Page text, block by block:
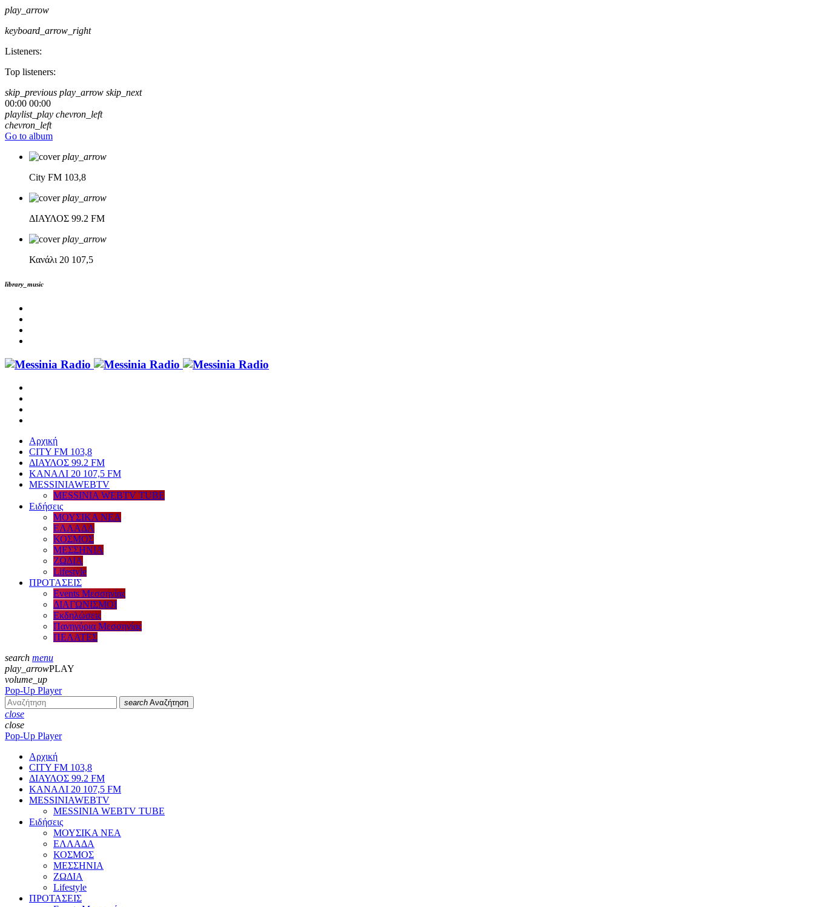
play_arrow
keyboard_arrow_right
Listeners:
Top listeners:
skip_previous play_arrow skip_next
00:00 00:00
playlist_play chevron_left
chevron_left
Go to album
play_arrow
City FM 103,8
play_arrow
ΔΙΑΥΛΟΣ 99.2 FM
play_arrow
Κανάλι 20 107,5
library_music
Αρχική
CITY FM 103,8
ΔΙΑΥΛΟΣ 99.2 FM
ΚΑΝΑΛΙ 20 107,5 FM
MESSINIAWEBTV
MESSINIA WEBTV TUBE
Eιδήσεις
ΜΟΥΣΙΚΑ ΝΕΑ
ΕΛΛΑΔΑ
ΚΟΣΜΟΣ
ΜΕΣΣΗΝΙΑ
ΖΩΔΙΑ
Lifestyle
ΠΡΟΤΑΣΕΙΣ
Events Μεσσηνίας
ΔΙΑΓΩΝΙΣΜΟΙ
Εκδηλώσεις
Πανηγύρια Μεσσηνίας
ΠΕΛΑΤΕΣ
search menu
play_arrowPLAY
volume_up
Pop-Up Player
search Αναζήτηση
close
close
Pop-Up Player
Αρχική
CITY FM 103,8
ΔΙΑΥΛΟΣ 99.2 FM
ΚΑΝΑΛΙ 20 107,5 FM
MESSINIAWEBTV
MESSINIA WEBTV TUBE
Eιδήσεις
ΜΟΥΣΙΚΑ ΝΕΑ
ΕΛΛΑΔΑ
ΚΟΣΜΟΣ
ΜΕΣΣΗΝΙΑ
ΖΩΔΙΑ
Lifestyle
ΠΡΟΤΑΣΕΙΣ